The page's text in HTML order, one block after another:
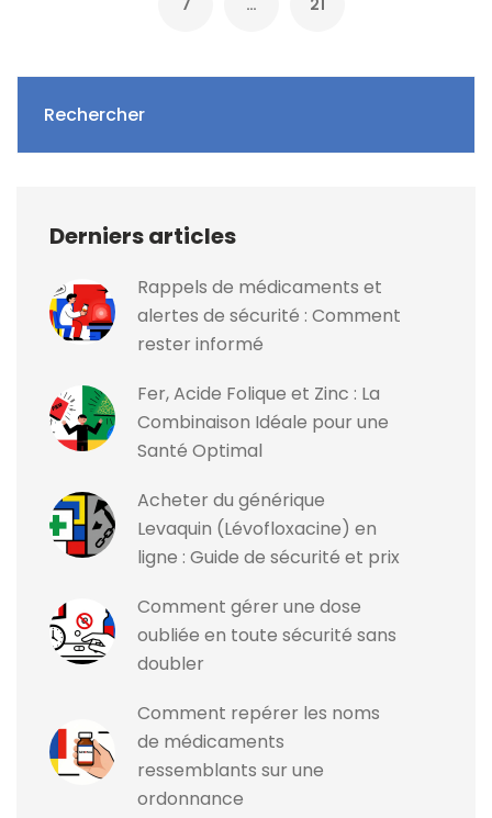
Rechercher
Derniers articles
Rappels de médicaments et
alertes de sécurité : Comment
rester informé
Fer, Acide Folique et Zinc : La
Combinaison Idéale pour une
Santé Optimal
Acheter du générique
Levaquin (Lévofloxacine) en
ligne : Guide de sécurité et prix
Comment gérer une dose
oubliée en toute sécurité sans
doubler
Comment repérer les noms
de médicaments
ressemblants sur une
ordonnance